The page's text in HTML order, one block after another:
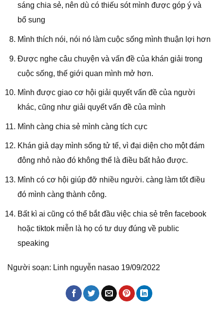
sáng chia sẻ, nên dù có thiếu sót mình được góp ý và
bổ sung
Mình thích nói, nói nó làm cuộc sống mình thuận lợi hơn
Được nghe câu chuyện và vấn đề của khán giải trong
cuộc sống, thế giới quan mình mở hơn.
Mình được giao cơ hội giải quyết vấn đề của người
khác, cũng như giải quyết vấn đề của mình
Mình càng chia sẻ mình càng tích cực
Khán giả dạy mình sống tử tế, vì đại diện cho một đám
đông nhỏ nào đó không thể là điều bất hảo được.
Mình có cơ hội giúp đỡ nhiều người. càng làm tốt điều
đó mình càng thành công.
Bất kì ai cũng có thể bắt đầu việc chia sẻ trên facebook
hoặc tiktok miễn là họ có tư duy đúng về public
speaking
Người soạn: Linh nguyễn nasao 19/09/2022